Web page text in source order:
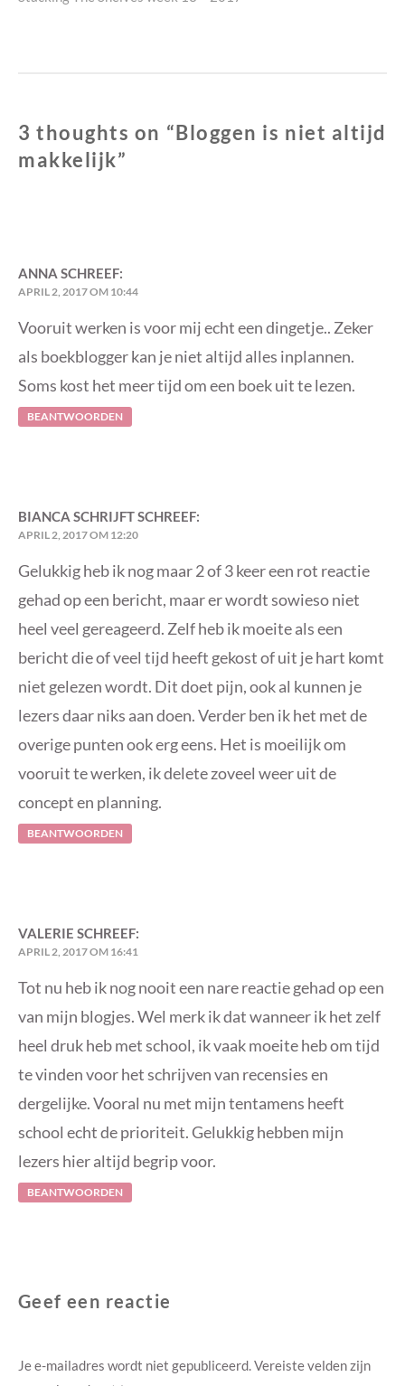
3 thoughts on “Bloggen is niet altijd
makkelijk”
ANNA SCHREEF:
APRIL 2, 2017 OM 10:44
Vooruit werken is voor mij echt een dingetje.. Zeker
als boekblogger kan je niet altijd alles inplannen.
Soms kost het meer tijd om een boek uit te lezen.
BEANTWOORDEN
BIANCA SCHRIJFTSCHREEF:
APRIL 2, 2017 OM 12:20
Gelukkig heb ik nog maar 2 of 3 keer een rot reactie
gehad op een bericht, maar er wordt sowieso niet
heel veel gereageerd. Zelf heb ik moeite als een
bericht die of veel tijd heeft gekost of uit je hart komt
niet gelezen wordt. Dit doet pijn, ook al kunnen je
lezers daar niks aan doen. Verder ben ik het met de
overige punten ook erg eens. Het is moeilijk om
vooruit te werken, ik delete zoveel weer uit de
concept en planning.
BEANTWOORDEN
VALERIE SCHREEF:
APRIL 2, 2017 OM 16:41
Tot nu heb ik nog nooit een nare reactie gehad op een
van mijn blogjes. Wel merk ik dat wanneer ik het zelf
heel druk heb met school, ik vaak moeite heb om tijd
te vinden voor het schrijven van recensies en
dergelijke. Vooral nu met mijn tentamens heeft
school echt de prioriteit. Gelukkig hebben mijn
lezers hier altijd begrip voor.
BEANTWOORDEN
Geef een reactie
Je e-mailadres wordt niet gepubliceerd.Vereiste velden zijn